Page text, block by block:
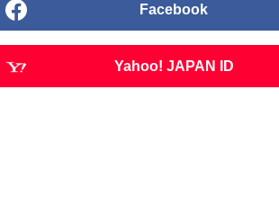
Facebook
Yahoo! JAPAN ID